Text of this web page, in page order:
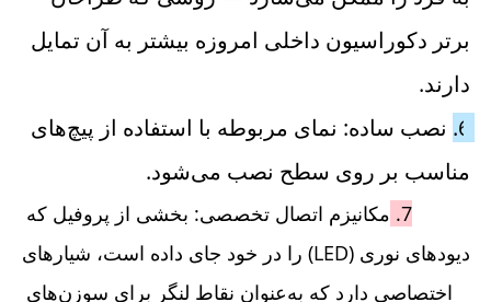
دارند.
6.
مناسب بر روی سطح نصب می‌شود.
7.